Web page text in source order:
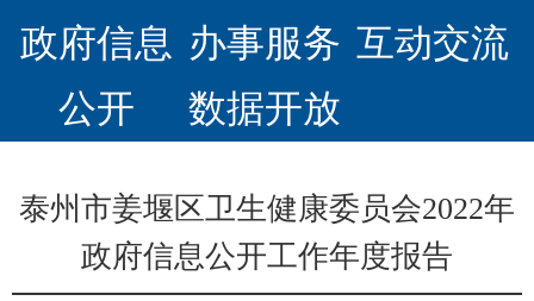
政府信息
公开
办事服务 互动交流
数据开放
泰州市姜堰区卫生健康委员会2022年
政府信息公开工作年度报告